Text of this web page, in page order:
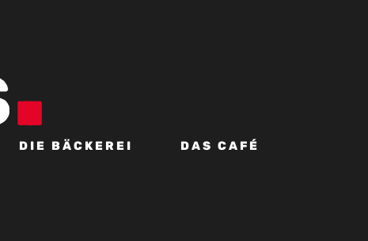
DIE BÄCKEREI
DAS CAFÉ